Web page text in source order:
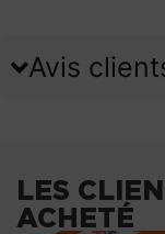
Avis
LES
ACHETÉ